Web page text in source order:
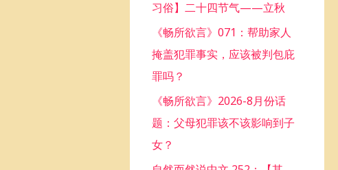
o
:
习俗】二十四节气——立秋
《畅所欲言》071：帮助家人
掩盖犯罪事实，应该被判包庇
罪吗？
《畅所欲言》2026-8月份话
题：父母犯罪该不该影响到子
女？